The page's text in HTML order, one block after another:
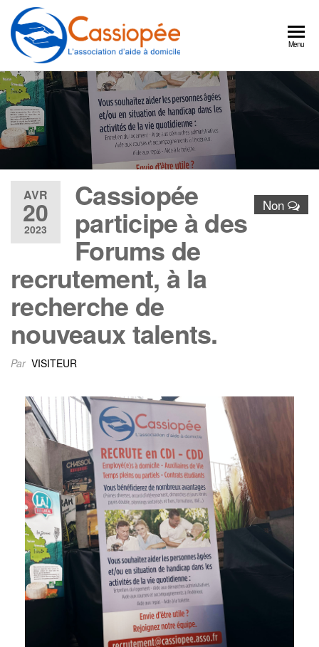
Cassiopée
l'association
d'aide à
domicile
quotidien
pour
continuer
à bien
vivre
chez
vous
Menu
AVR
20
2023
Non
Cassiopée
participe à des
Forums de
recrutement, à la
recherche de
nouveaux talents.
Par VISITEUR